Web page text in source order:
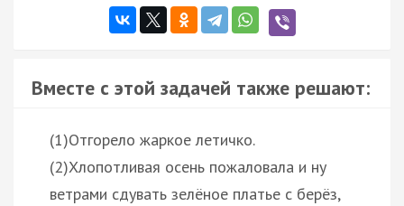
Вместе с этой задачей также решают:
(1)Отгорело жаркое летичко.
(2)Хлопотливая осень пожаловала и ну
ветрами сдувать зелёное платье с берёз,